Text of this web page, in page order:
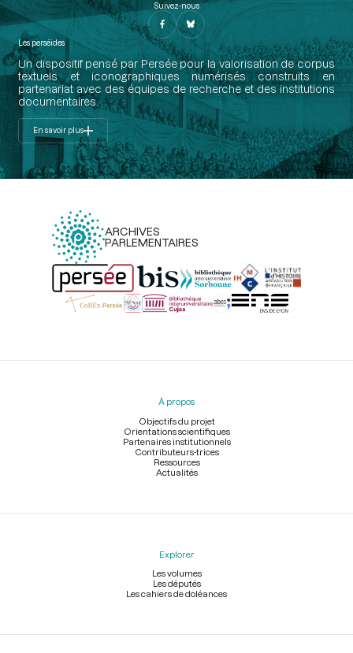
Suivez-nous
Les perséides
Un dispositif pensé par Persée pour la valorisation de corpus
textuels et iconographiques numérisés construits en
partenariat avec des équipes de recherche et des institutions
documentaires.
En savoir plus
ARCHIVES
PARLEMENTAIRES
Menu
À propos
Objectifs du projet
Orientations scientifiques
Partenaires institutionnels
Contributeurs-trices
Ressources
Actualités
Explorer
Les volumes
Les députés
Les cahiers de doléances